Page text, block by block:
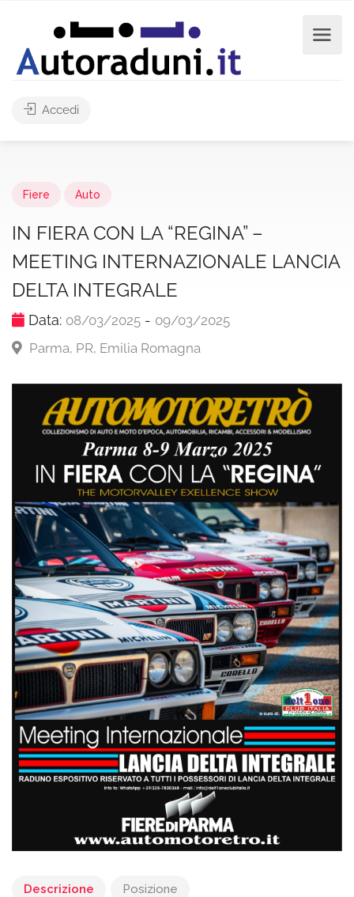
Accedi
Fiere Auto
IN FIERA CON LA “REGINA” –
MEETING INTERNAZIONALE LANCIA
DELTA INTEGRALE
Data: 08/03/2025 - 09/03/2025
Parma, PR, Emilia Romagna
Descrizione Posizione